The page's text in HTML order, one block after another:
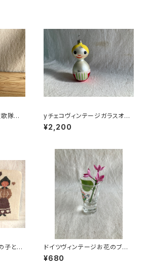
隊の
yチェコヴィンテージガラスオー
ナメント女の子
¥2,200
子と女
ドイツヴィンテージお花のブロ
ーチ21
¥680